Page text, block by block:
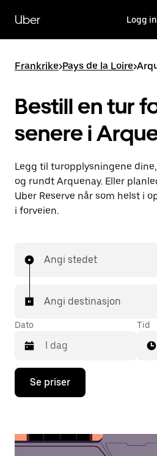
hovedinnholdet
Uber Logg
Frankrike>Pays de la Loire>
Bestill en tur
senere i
Legg til turopplysningene
og rundt Arquenay. Eller
Uber Reserve når som helst i
i forveien.
Angi stedet
Angi destinasjon
Dato
Trykk
piltast
åpne
Tid
Se priser